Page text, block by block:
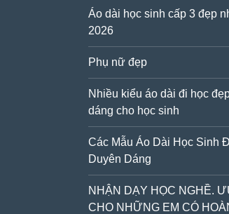
Áo dài học sinh cấp 3 đẹp
2026
Phụ nữ đẹp
Nhiều kiểu áo dài đi học
dáng cho học sinh
Các Mẫu Áo Dài Học Sinh
Duyên Dáng
NHẬN DẠY HỌC NGHỀ.
CHO NHỮNG EM CÓ